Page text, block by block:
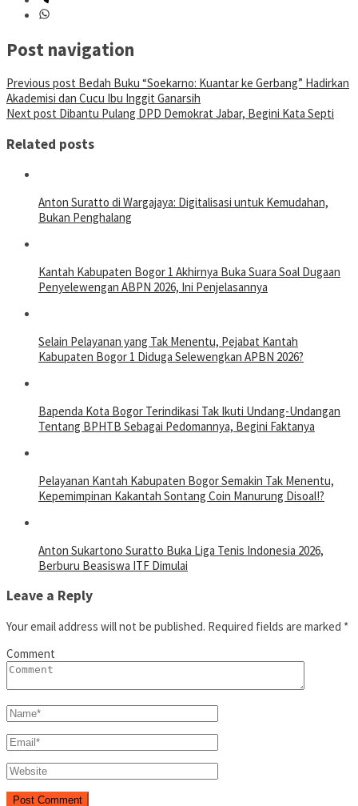
Post navigation
Previous post Bedah Buku “Soekarno: Kuantar ke Gerbang” Hadirkan
Akademisi dan Cucu Ibu Inggit Ganarsih
Next post Dibantu Pulang DPD Demokrat Jabar, Begini Kata Septi
Related posts
Anton Suratto di Wargajaya: Digitalisasi untuk Kemudahan,
Bukan Penghalang
Kantah Kabupaten Bogor 1 Akhirnya Buka Suara Soal Dugaan
Penyelewengan ABPN 2026, Ini Penjelasannya
Selain Pelayanan yang Tak Menentu, Pejabat Kantah
Kabupaten Bogor 1 Diduga Selewengkan APBN 2026?
Bapenda Kota Bogor Terindikasi Tak Ikuti Undang-Undangan
Tentang BPHTB Sebagai Pedomannya, Begini Faktanya
Pelayanan Kantah Kabupaten Bogor Semakin Tak Menentu,
Kepemimpinan Kakantah Sontang Coin Manurung Disoal!?
Anton Sukartono Suratto Buka Liga Tenis Indonesia 2026,
Berburu Beasiswa ITF Dimulai
Leave a Reply
Your email address will not be published. Required fields are marked *
Comment